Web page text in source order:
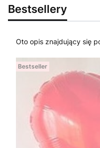
Bestsellery
Oto opis znajdujący się
Bestseller